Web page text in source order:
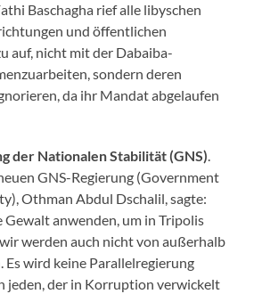
Baschagha rief alle libyschen
und öffentlichen
auf, nicht mit der Dabaiba-
sondern deren
da ihr Mandat abgelaufen
der Nationalen Stabilität (GNS).
GNS-Regierung (Government
Othman Abdul Dschalil, sagte:
Gewalt anwenden, um in Tripolis
werden auch nicht von außerhalb
Es wird keine Parallelregierung
jeden, der in Korruption verwickelt